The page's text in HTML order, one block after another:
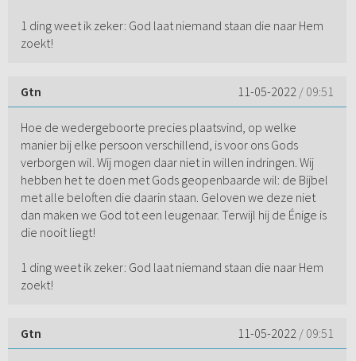
1 ding weet ik zeker: God laat niemand staan die naar Hem
zoekt!
Gtn 11-05-2022 / 09:51
Hoe de wedergeboorte precies plaatsvind, op welke
manier bij elke persoon verschillend, is voor ons Gods
verborgen wil. Wij mogen daar niet in willen indringen. Wij
hebben het te doen met Gods geopenbaarde wil: de Bijbel
met alle beloften die daarin staan. Geloven we deze niet
dan maken we God tot een leugenaar. Terwijl hij de Énige is
die nooit liegt!
1 ding weet ik zeker: God laat niemand staan die naar Hem
zoekt!
Gtn 11-05-2022 / 09:51